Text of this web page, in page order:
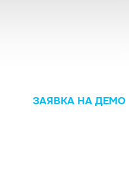
ЗАЯВКА НА ДЕМО